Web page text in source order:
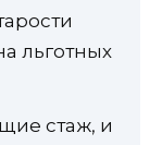
льготных
стаж, и